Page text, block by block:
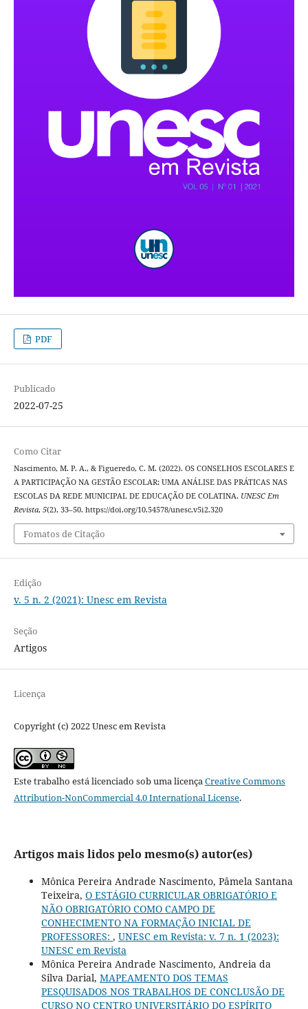
PDF
Publicado
2022-07-25
Como Citar
Nascimento, M. P. A., & Figueredo, C. M. (2022). OS CONSELHOS ESCOLARES E
A PARTICIPAÇÃO NA GESTÃO ESCOLAR: UMA ANÁLISE DAS PRÁTICAS NAS
ESCOLAS DA REDE MUNICIPAL DE EDUCAÇÃO DE COLATINA. UNESC Em
Revista, 5(2), 33–50. https://doi.org/10.54578/unesc.v5i2.320
Fomatos de Citação
Edição
v. 5 n. 2 (2021): Unesc em Revista
Seção
Artigos
Licença
Copyright (c) 2022 Unesc em Revista
Este trabalho está licenciado sob uma licençaCreative Commons
Attribution-NonCommercial 4.0 International License.
Artigos mais lidos pelo mesmo(s) autor(es)
Mônica Pereira Andrade Nascimento, Pâmela Santana
Teixeira, O ESTÁGIO CURRICULAR OBRIGATÓRIO E
NÃO OBRIGATÓRIO COMO CAMPO DE
CONHECIMENTO NA FORMAÇÃO INICIAL DE
PROFESSORES: , UNESC em Revista: v. 7 n. 1 (2023):
UNESC em Revista
Mônica Pereira Andrade Nascimento, Andreia da
Silva Darial, MAPEAMENTO DOS TEMAS
PESQUISADOS NOS TRABALHOS DE CONCLUSÃO DE
CURSO NO CENTRO UNIVERSITÁRIO DO ESPÍRITO